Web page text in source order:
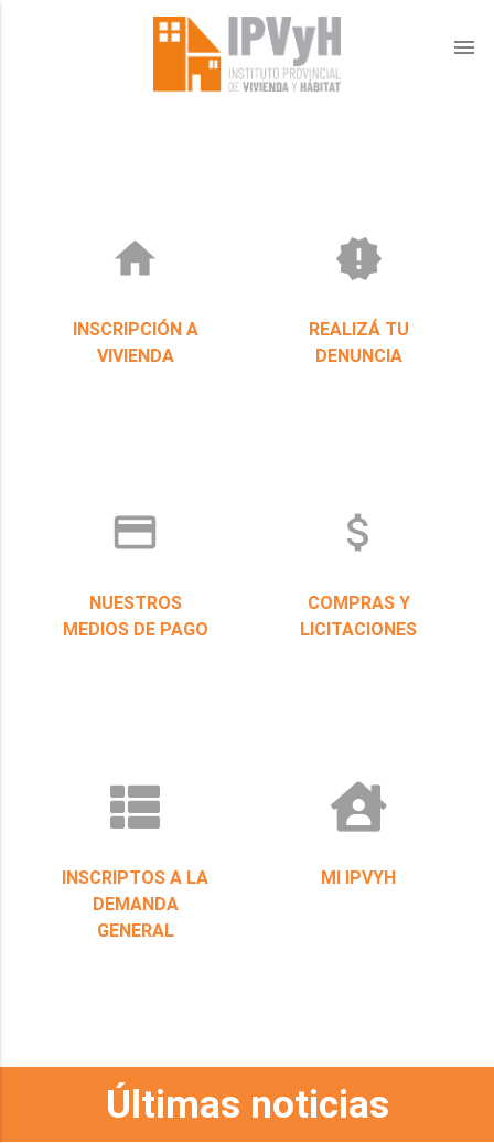
menu
home
INSCRIPCIÓN A
VIVIENDA
new_releases
REALIZÁ TU
DENUNCIA
credit_card
NUESTROS
MEDIOS DE PAGO
attach_money
COMPRAS Y
LICITACIONES
INSCRIPTOS A LA
DEMANDA
GENERAL
MI IPVYH
Últimas noticias